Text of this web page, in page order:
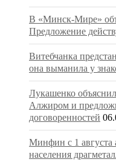
В «Минск-Мире»
Предложение
Витебчанка
она выманила у
Лукашенко
Алжиром и
договоренностей
Минфин с 1 августа
населения